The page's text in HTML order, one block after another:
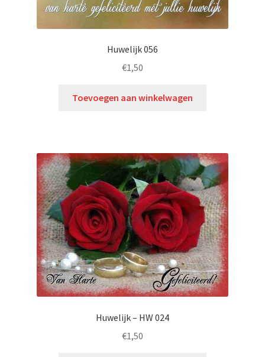
Huwelijk 056
€1,50
Toevoegen aan winkelwagen
Huwelijk – HW 024
€1,50